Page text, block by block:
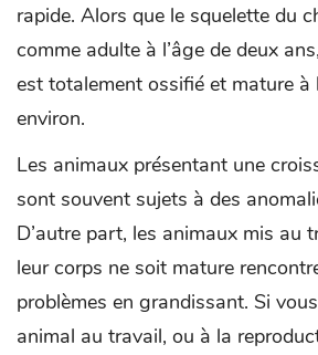
rapide. Alors que le squelette du
comme adulte à l’âge de deux
est totalement ossifié et mature à
environ.
Les animaux présentant une
sont souvent sujets à des
D’autre part, les animaux mis au
leur corps ne soit mature
problèmes en grandissant. Si
animal au travail, ou à la